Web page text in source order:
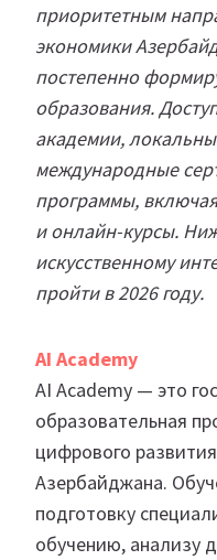
приоритетным
экономики
постепенно
образования.
академии,
международные
программы,
и онлайн-курсы.
искусственному
пройти в 2026 году.
AI Academy
AI Academy — это
образовательная
цифрового
Азербайджана.
подготовку
обучению, анализу